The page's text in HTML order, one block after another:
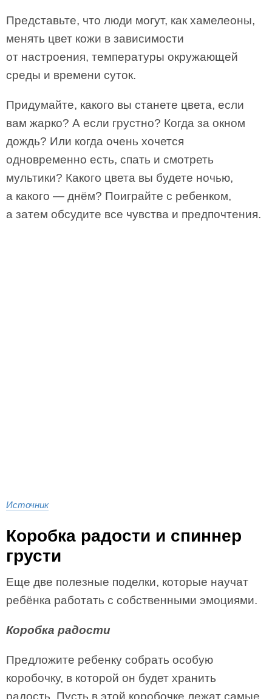
Представьте, что люди могут, как хамелеоны,
менять цвет кожи в зависимости
от настроения, температуры окружающей
среды и времени суток.
Придумайте, какого вы станете цвета, если
вам жарко? А если грустно? Когда за окном
дождь? Или когда очень хочется
одновременно есть, спать и смотреть
мультики? Какого цвета вы будете ночью,
а какого — днём? Поиграйте с ребенком,
а затем обсудите все чувства и предпочтения.
Источник
Коробка радости и спиннер
грусти
Еще две полезные поделки, которые научат
ребёнка работать с собственными эмоциями.
Коробка радости
Предложите ребенку собрать особую
коробочку, в которой он будет хранить
радость. Пусть в этой коробочке лежат самые